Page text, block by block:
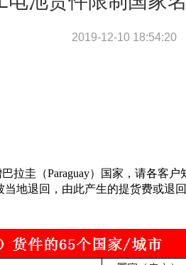
2019-12-10 18:54:20
巴拉圭（Paraguay）国家，请各客
地退回，由此产生的提货费或退